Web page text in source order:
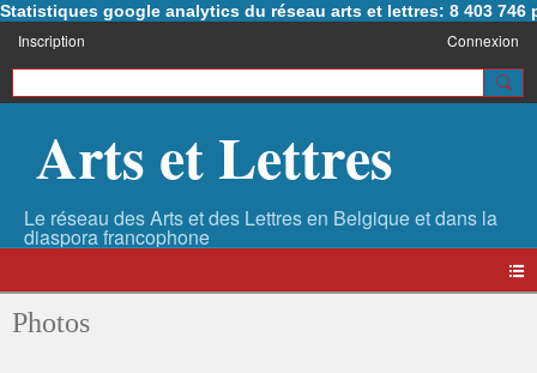
Statistiques google analytics du réseau arts et lettres: 8 403 746
Inscription Connexion
Arts et Lettres
Photos